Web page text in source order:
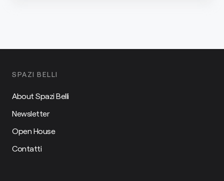
SPAZI BELLI
About Spazi Belli
Newsletter
Open House
Contatti